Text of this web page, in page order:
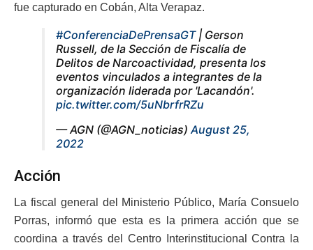
fue capturado en Cobán, Alta Verapaz.
#ConferenciaDePrensaGT| Gerson
Russell, de la Sección de Fiscalía de
Delitos de Narcoactividad, presenta los
eventos vinculados a integrantes de la
organización liderada por 'Lacandón'.
pic.twitter.com/5uNbrfrRZu
— AGN (@AGN_noticias) August 25,
2022
Acción
La fiscal general del Ministerio Público, María Consuelo
Porras, informó que esta es la primera acción que se
coordina a través del Centro Interinstitucional Contra la